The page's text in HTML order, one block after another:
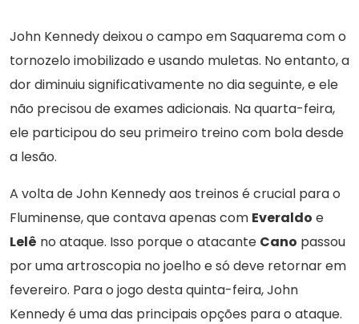
John Kennedy deixou o campo em Saquarema com o
tornozelo imobilizado e usando muletas. No entanto, a
dor diminuiu significativamente no dia seguinte, e ele
não precisou de exames adicionais. Na quarta-feira,
ele participou do seu primeiro treino com bola desde
a lesão.
A volta de John Kennedy aos treinos é crucial para o
Fluminense, que contava apenas com Everaldo e
Lelê no ataque. Isso porque o atacante Cano passou
por uma artroscopia no joelho e só deve retornar em
fevereiro. Para o jogo desta quinta-feira, John
Kennedy é uma das principais opções para o ataque.